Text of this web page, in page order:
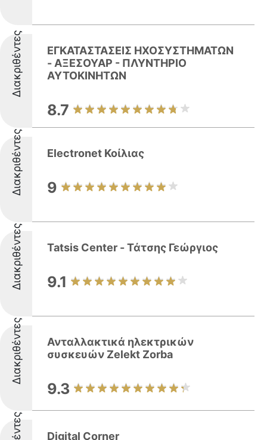
Διακριθέντες
ΕΓΚΑΤΑΣΤΑΣΕΙΣ ΗΧΟΣΥΣΤΗΜΑΤΩΝ
- ΑΞΕΣΟΥΑΡ - ΠΛΥΝΤΗΡΙΟ
ΑΥΤΟΚΙΝΗΤΩΝ
8.7
Διακριθέντες Electronet Κοίλιας
9
Διακριθέντες Tatsis Center - Τάτσης Γεώργιος
9.1
Διακριθέντες
Ανταλλακτικά ηλεκτρικών
συσκευών Zelekt Zorba
9.3
Digital Corner